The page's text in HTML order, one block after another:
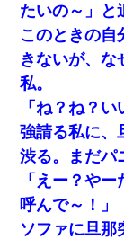
童貞俺、宅飲みし
同じマンションに
ている事に気づい
妊娠中に「おいこ
真似された。泣
新築の家で。クラ
嫁＆娘「そんな匂
ークですね！」俺
たいの～」と
このときの自
きないが、な
私。
「ね？ね？
強請る私に、
渋る。まだパ
「えー？や
呼んで～！」
ソファに旦那